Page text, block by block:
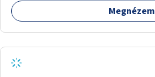
Megnézem